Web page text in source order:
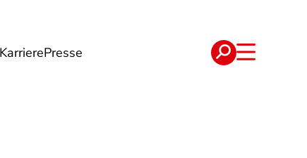
KarrierePresse
Verträge